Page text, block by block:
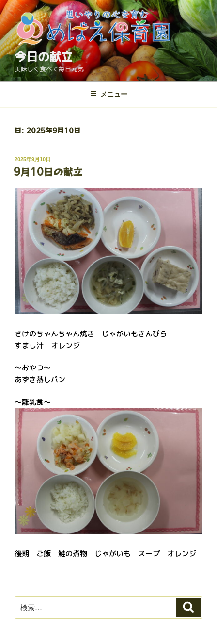
コ
ン
テ
ン
ツ
ス
プ
今日の献立
美味しく食べて毎日元気
メニュー
日: 2025年9月10日
投
稿
日:
2025年9月10日
9月10日の献立
さけのちゃんちゃん焼き じゃがいもきんぴら
すまし汁 オレンジ
～おやつ～
あずき蒸しパン
～離乳食～
後期 ご飯 鮭の煮物 じゃがいも スープ オレンジ
索: